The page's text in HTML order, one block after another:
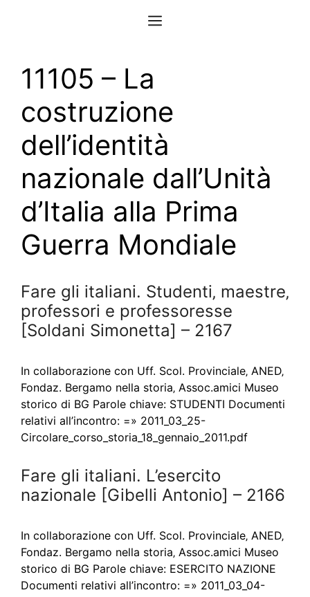
Menu
11105 – La
costruzione
dell’identità
nazionale dall’Unità
d’Italia alla Prima
Guerra Mondiale
Fare gli italiani. Studenti‚ maestre‚
professori e professoresse
[Soldani Simonetta] – 2167
In collaborazione con Uff. Scol. Provinciale‚ ANED‚
Fondaz. Bergamo nella storia‚ Assoc.amici Museo
storico di BG Parole chiave: STUDENTI Documenti
relativi all’incontro: =» 2011_03_25-
Circolare_corso_storia_18_gennaio_2011.pdf
Fare gli italiani. L’esercito
nazionale [Gibelli Antonio] – 2166
In collaborazione con Uff. Scol. Provinciale‚ ANED‚
Fondaz. Bergamo nella storia‚ Assoc.amici Museo
storico di BG Parole chiave: ESERCITO NAZIONE
Documenti relativi all’incontro: =» 2011_03_04-